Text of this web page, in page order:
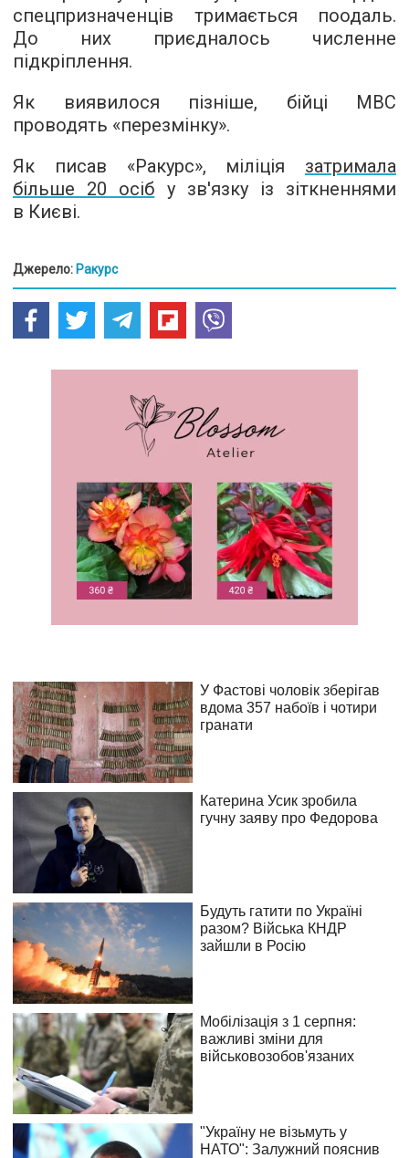
спецпризначенців тримається поодаль.
До них приєдналось численне
підкріплення.
Як виявилося пізніше, бійці МВС
проводять «перезмінку».
Як писав «Ракурс», міліція затримала
більше 20 осіб у зв'язку із зіткненнями
в Києві.
Джерело: Ракурс